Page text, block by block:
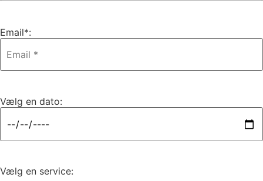
Email*:
Vælg en dato:
Vælg en service: